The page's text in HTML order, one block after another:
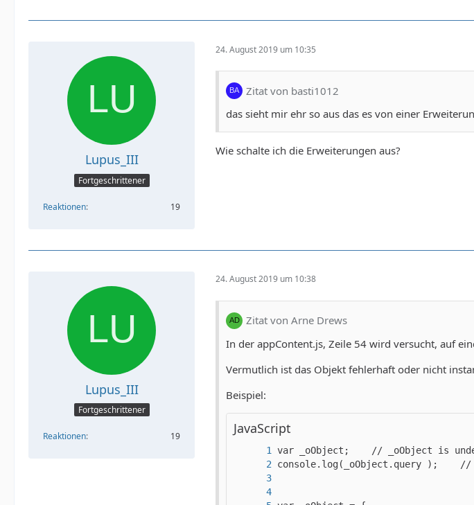
Lupus_III
Fortgeschrittener
Reaktionen 19
24. August 2019 um 10:35
Zitat von basti1012
das sieht mir ehr so aus das es von einer
Wie schalte ich die Erweiterungen aus?
Lupus_III
Fortgeschrittener
Reaktionen 19
24. August 2019 um 10:38
Zitat von Arne Drews
In der appContent.js, Zeile 54 wird versucht, auf
Vermutlich ist das Objekt fehlerhaft oder nicht
Beispiel:
JavaScript